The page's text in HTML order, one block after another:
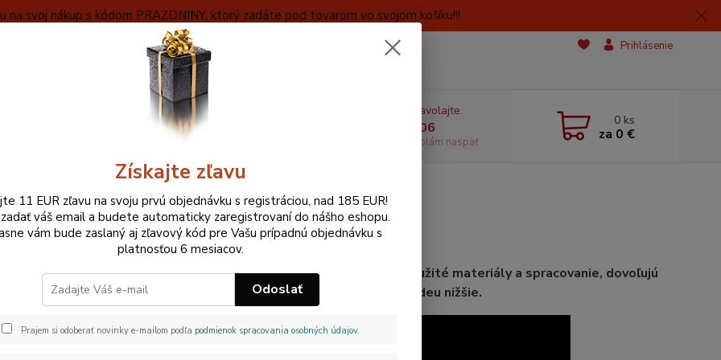
na svoj nákup s kódom PRAZDNINY, ktorý zadáte pod tovarom vo svojom košíku!!!
OBCHODNÉ INFORMÁCIE Prihlásenie
Hľadať
Neviete si rady? Zavolajte.
+420 606059406
Pri nedostupnosti volám naspäť
0 ks
za 0 €
PRE TAMESHIGIRI NA TATAMI
pro tameshigiri na tatami
môžete vybrať z replík samurajských mečov, ktorých prevedenie, použité materiály a spracovanie, dovoľujú
použitie pre tameshigiri na tatami. Viac vo videu nižšie.
Získajte zľavu
11 EUR zľavu na svoju prvú objednávku s registráciou, nad 185 EUR!
váš email a budete automaticky zaregistrovaní do nášho eshopu.
vám bude zaslaný aj zľavový kód pre Vašu prípadnú objednávku s
platnosťou 6 mesiacov.
Odoslať
Prajem si odoberať novinky e-mailom podľa podmienok spracovania osobných údajov.